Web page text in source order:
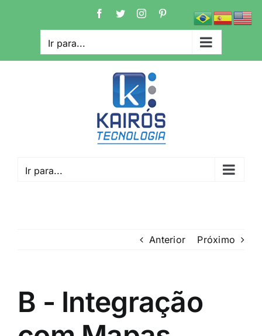
conteúdo
Facebook
TwitterInstagramPinterest
Ir para...
Ir para...
Anterior Próximo
B - Integração